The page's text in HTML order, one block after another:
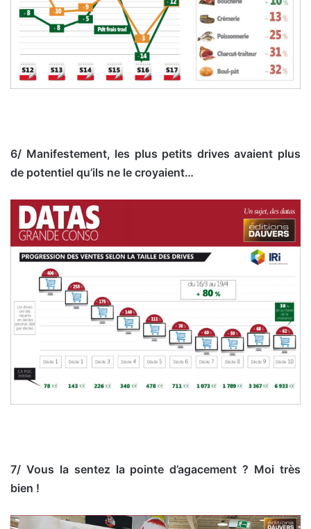
6/ Manifestement, les plus petits drives avaient plus
de potentiel qu’ils ne le croyaient…
7/ Vous la sentez la pointe d’agacement ? Moi très
bien !